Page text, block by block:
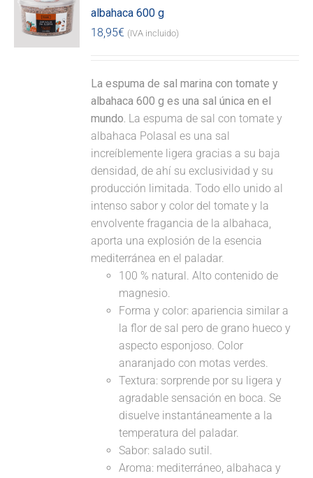
albahaca 600 g
18,95€ (IVA incluido)
La espuma de sal marina con tomate y
albahaca 600 g es una sal única en el
mundo. La espuma de sal con tomate y
albahaca Polasal es una sal
increíblemente ligera gracias a su baja
densidad, de ahí su exclusividad y su
producción limitada. Todo ello unido al
intenso sabor y color del tomate y la
envolvente fragancia de la albahaca,
aporta una explosión de la esencia
mediterránea en el paladar.
100 % natural. Alto contenido de
magnesio.
Forma y color: apariencia similar a
la flor de sal pero de grano hueco y
aspecto esponjoso. Color
anaranjado con motas verdes.
Textura: sorprende por su ligera y
agradable sensación en boca. Se
disuelve instantáneamente a la
temperatura del paladar.
Sabor: salado sutil.
Aroma: mediterráneo, albahaca y